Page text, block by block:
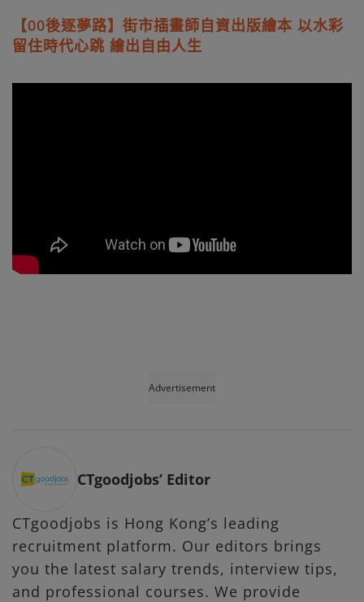
【00後逐夢路】街市插畫師自資出版繪本 以水彩
留住時代心跳 繪出自由人生
Advertisement
CTgoodjobs’ Editor
CTgoodjobs is Hong Kong’s leading
recruitment platform. Our editors brings
you the latest salary trends, interview tips,
and professional courses. We provide